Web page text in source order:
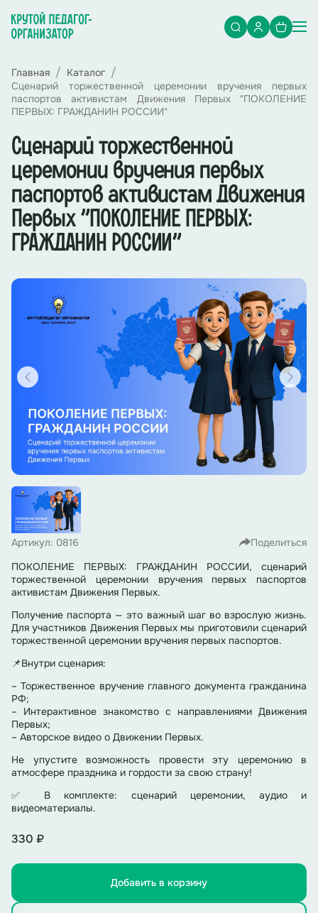
Главная
Каталог
Сценарий торжественной церемонии вручения первых
паспортов активистам Движения Первых "ПОКОЛЕНИЕ
ПЕРВЫХ: ГРАЖДАНИН РОССИИ"
Сценарий торжественной
церемонии вручения первых
паспортов активистам Движения
Первых "ПОКОЛЕНИЕ ПЕРВЫХ:
ГРАЖДАНИН РОССИИ"
Артикул: 0816
Поделиться
ПОКОЛЕНИЕ ПЕРВЫХ: ГРАЖДАНИН РОССИИ, сценарий
торжественной церемонии вручения первых паспортов
активистам Движения Первых.
Получение паспорта — это важный шаг во взрослую жизнь.
Для участников Движения Первых мы приготовили сценарий
торжественной церемонии вручения первых паспортов.
📌Внутри сценария:
– Торжественное вручение главного документа гражданина
РФ;
– Интерактивное знакомство с направлениями Движения
Первых;
– Авторское видео о Движении Первых.
Не упустите возможность провести эту церемонию в
атмосфере праздника и гордости за свою страну!
✅ В комплекте: сценарий церемонии, аудио и
видеоматериалы.
330 ₽
Добавить в корзину